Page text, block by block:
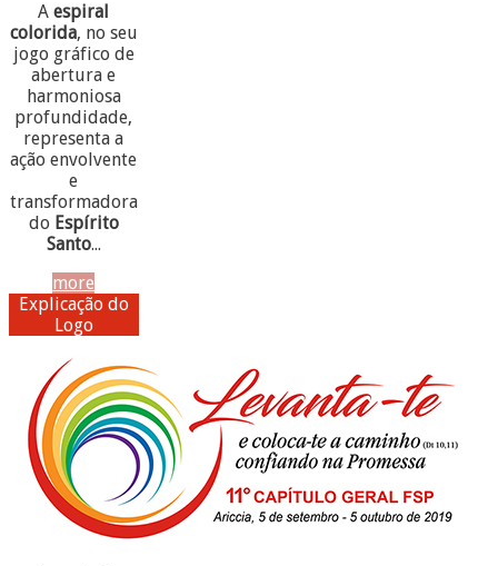
Aespiral
colorida, no seu
jogo gráfico de
abertura e
harmoniosa
profundidade,
representa a
ação envolvente
e
transformadora
do Espírito
Santo...
more
Explicação do
Logo